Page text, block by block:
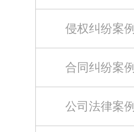
侵权纠纷案例
合同纠纷案例
公司法律案例